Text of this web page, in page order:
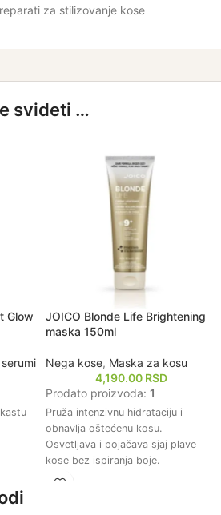
za stilizovanje kose
svideti …
Glow
JOICO Blonde Life Brightening
maska 150ml
Nega kose, Maska za kosu
4,190.00 RSD
Prodato proizvoda: 1
Pruža intenzivnu hidrataciju i
obnavlja oštećenu kosu.
Osvetljava i pojačava sjaj plave
kose bez ispiranja boje.
Štiti kosu od štetnih uticaja okoline